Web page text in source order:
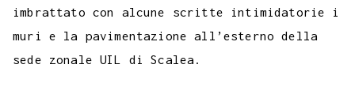
imbrattato con alcune scritte intimidatorie i
muri e la pavimentazione all’esterno della
sede zonale UIL di Scalea.